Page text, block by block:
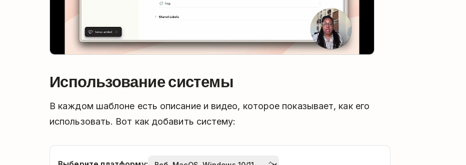
Использование системы
В каждом шаблоне есть описание и видео, которое показывает, как его
использовать. Вот как добавить систему: